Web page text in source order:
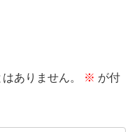
ありません。 ※ が付